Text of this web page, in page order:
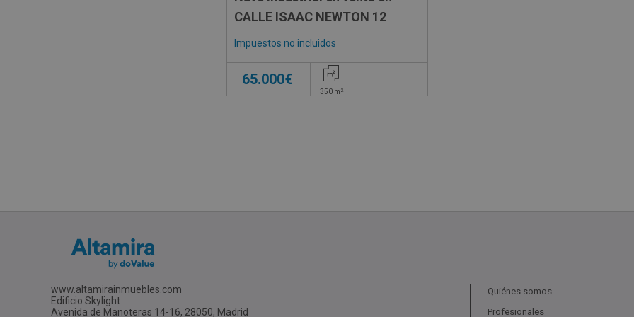
CALLE ISAAC NEWTON 12
Impuestos no incluidos
65.000€
350 m 2
www.altamirainmuebles.com
Edificio Skylight
Avenida de Manoteras 14-16, 28050, Madrid
Quiénes somos
Profesionales